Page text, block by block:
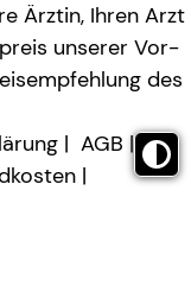
Ärztin, Ihren Arzt
unserer Vor-
des
AGB